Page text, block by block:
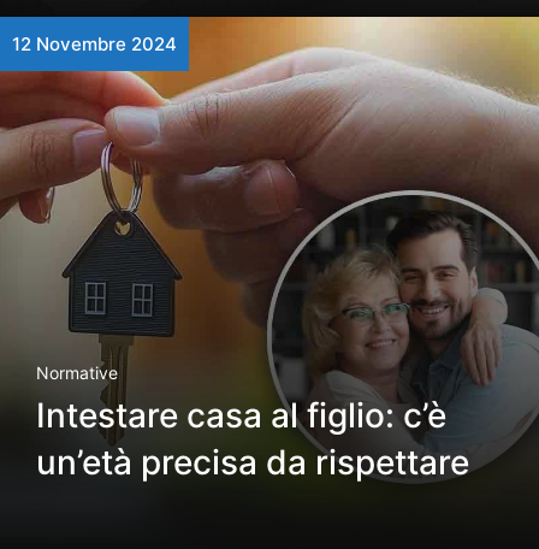
12 Novembre 2024
Normative
Intestare casa al figlio: c’è
un’età precisa da rispettare